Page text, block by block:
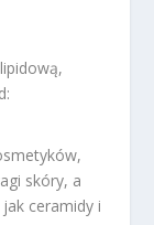
skóry, a
ceramidy i